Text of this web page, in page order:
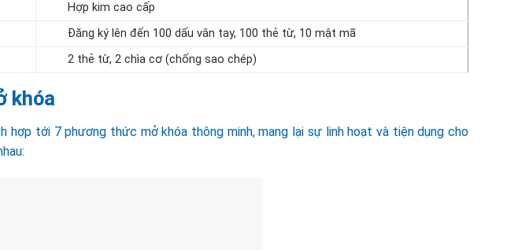
Hợp kim cao cấp
Đăng ký lên đến 100 dấu vân tay, 100 thẻ từ, 10 mật mã
2 thẻ từ, 2 chìa cơ (chống sao chép)
khóa
hợp tới 7 phương thức mở khóa thông minh, mang lại sự linh hoạt và tiện dụng cho